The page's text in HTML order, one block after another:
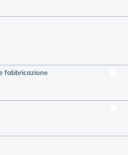
fabbricazione